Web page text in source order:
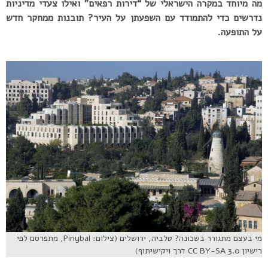
מה מיוחד במקרה הישראלי של “דירות רפאים” ואילו צעדי מדיניות
נדרשים כדי להתמודד עם השפעתן על העיר? תובנות ממחקר חדש
על התופעה.
מי בעצם מתגורר בשכונה? טלביה, ירושלים (צילום: Pinybal, מתפרסם לפי
רישיון CC BY-SA 3.0 דרך ויקישיתוף)